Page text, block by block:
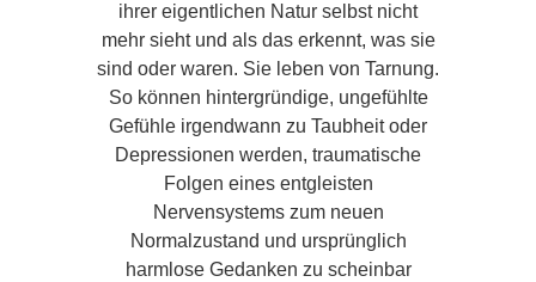
ihrer eigentlichen Natur selbst nicht
mehr sieht und als das erkennt, was sie
sind oder waren. Sie leben von Tarnung.
So können hintergründige, ungefühlte
Gefühle irgendwann zu Taubheit oder
Depressionen werden, traumatische
Folgen eines entgleisten
Nervensystems zum neuen
Normalzustand und ursprünglich
harmlose Gedanken zu scheinbar